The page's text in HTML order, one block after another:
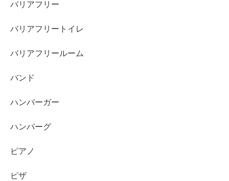
バリアフリー
バリアフリートイレ
バリアフリールーム
バンド
ハンバーガー
ハンバーグ
ピアノ
ピザ